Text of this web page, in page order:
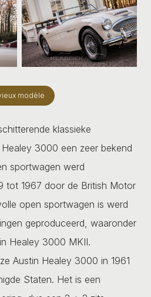
modèle
klassieke
3000 een zeer bekend
sportwagen werd
tot 1967 door de British Motor
open sportwagen is werd
geproduceerd, waaronder
Healey 3000 MKII.
Austin Healey 3000 in 1961
Staten. Het is een